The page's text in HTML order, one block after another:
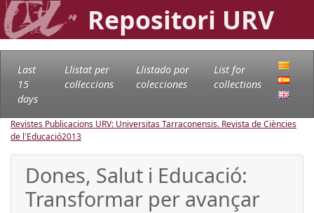
Repositori URV
Last
15
days
Llistat per
col·leccions
Llistado por
colecciones
List for
collections
Revistes Publicacions URV: Universitas Tarraconensis. Revista de Ciències
de l'Educació2013
Dones, Salut i Educació:
Transformar per avançar